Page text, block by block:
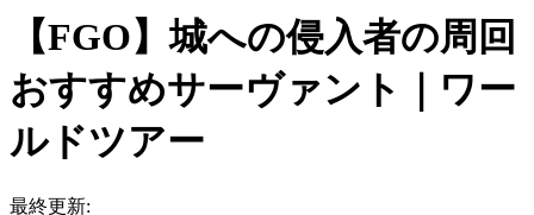
【FGO】城への侵入者の周回
おすすめサーヴァント｜ワー
ルドツアー
最終更新: